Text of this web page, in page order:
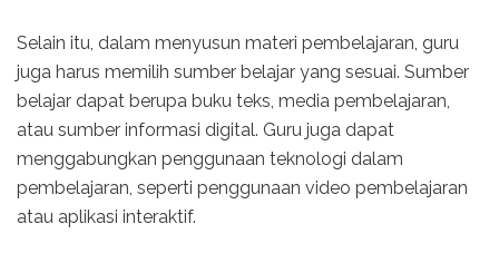
Selain itu, dalam menyusun materi pembelajaran, guru
juga harus memilih sumber belajar yang sesuai. Sumber
belajar dapat berupa buku teks, media pembelajaran,
atau sumber informasi digital. Guru juga dapat
menggabungkan penggunaan teknologi dalam
pembelajaran, seperti penggunaan video pembelajaran
atau aplikasi interaktif.